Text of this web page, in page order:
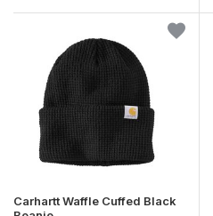
Carhartt Waffle Cuffed Black